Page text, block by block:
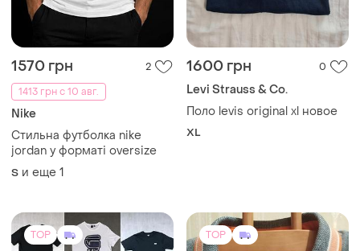
Nike
Стильна футболка nike
и еще
Поло levis original xl новое
XL
TOP